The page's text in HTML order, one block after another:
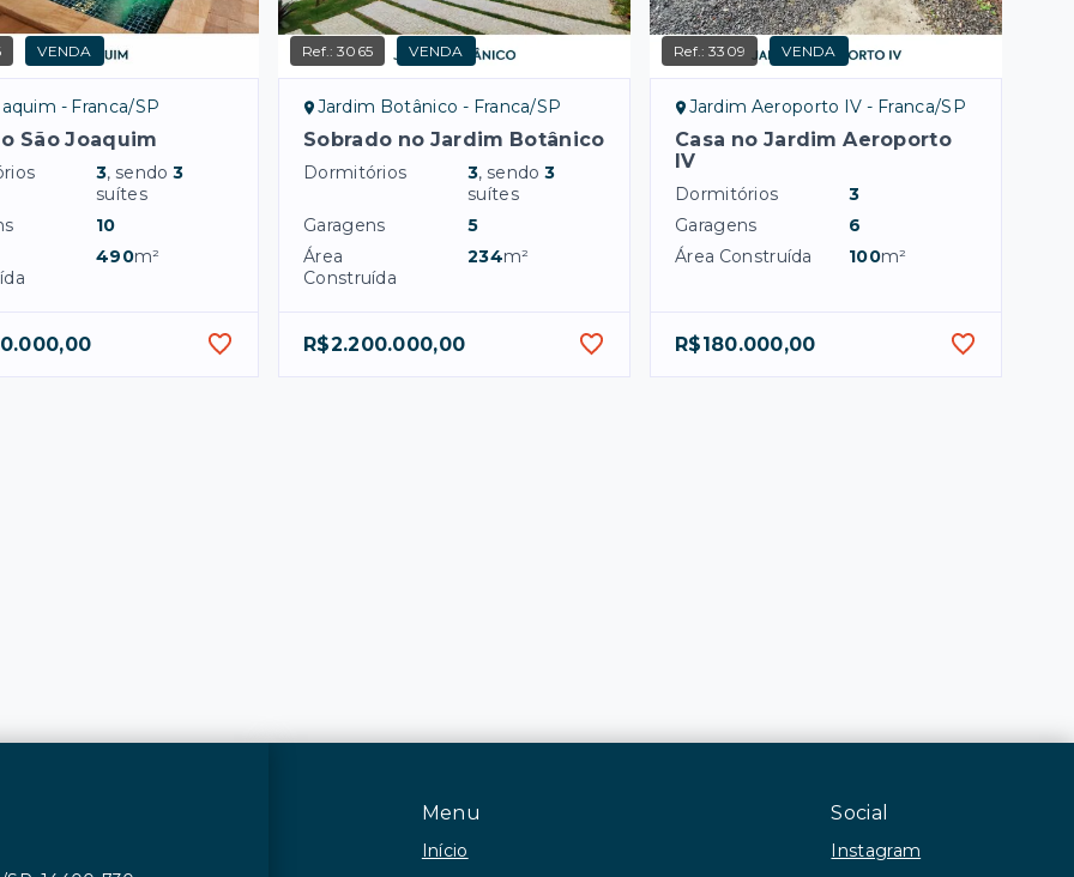
VENDA
- Franca/SP
São Joaquim
3, sendo3
suítes
10
490m²
Ref.:3065 VENDA
Jardim Botânico - Franca/SP
Sobrado no Jardim Botânico
Dormitórios 3, sendo3
suítes
Garagens
5
Área
Construída
234m²
R$2.200.000,00
Ref.:3309 VENDA
Jardim Aeroporto IV - Franca/SP
Casa no Jardim Aeroporto
IV
Dormitórios
3
Garagens
6
Área Construída
100m²
R$180.000,00
Menu
Início
Social
Instagram